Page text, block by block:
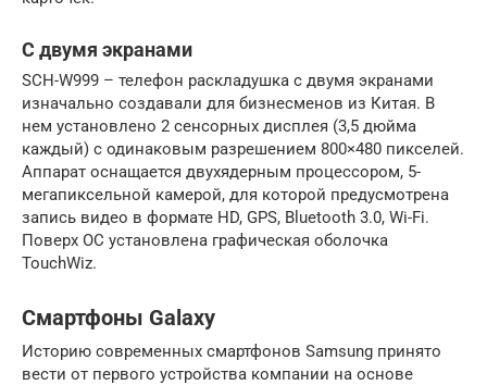
С двумя экранами
SCH-W999 – телефон раскладушка с двумя экранами
изначально создавали для бизнесменов из Китая. В
нем установлено 2 сенсорных дисплея (3,5 дюйма
каждый) с одинаковым разрешением 800×480 пикселей.
Аппарат оснащается двухядерным процессором, 5-
мегапиксельной камерой, для которой предусмотрена
запись видео в формате HD, GPS, Bluetooth 3.0, Wi-Fi.
Поверх ОС установлена графическая оболочка
TouchWiz.
Смартфоны Galaxy
Историю современных смартфонов Samsung принято
вести от первого устройства компании на основе